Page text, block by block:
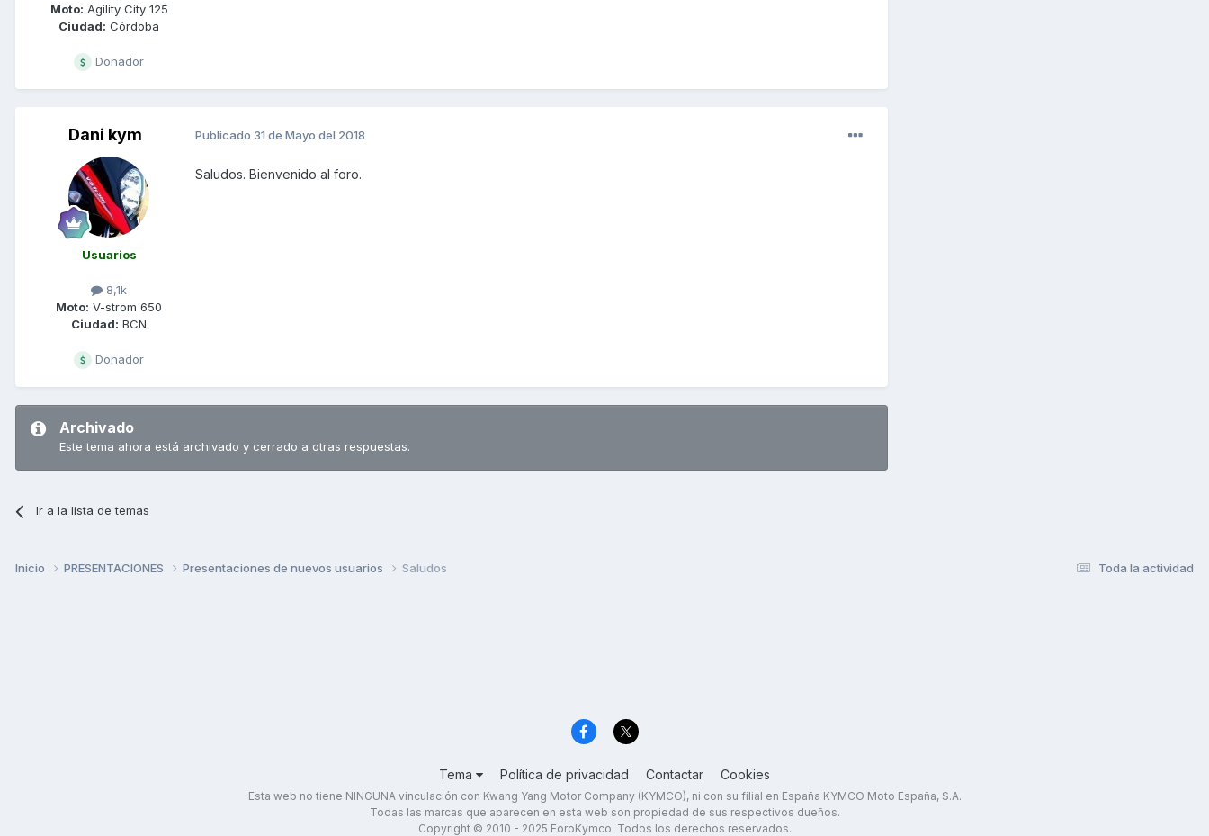
Moto: Agility City 125
Ciudad: Córdoba
Donador
Dani kym
Usuarios
8,1k
Moto: V-strom 650
Ciudad: BCN
Donador
Publicado 31 de Mayo del 2018
Saludos. Bienvenido al foro.
Archivado
Este tema ahora está archivado y cerrado a otras respuestas.
Ir a la lista de temas
Toda la actividad
Inicio PRESENTACIONES Presentaciones de nuevos usuarios Saludos
Tema Política de privacidad Contactar Cookies
Esta web no tiene NINGUNA vinculación con Kwang Yang Motor Company (KYMCO), ni con su filial en España KYMCO Moto España, S.A.
Todas las marcas que aparecen en esta web son propiedad de sus respectivos dueños.
Copyright © 2010 - 2025 ForoKymco. Todos los derechos reservados.